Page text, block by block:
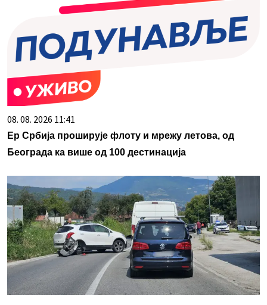
08. 08. 2026 11:41
Ер Србија проширује флоту и мрежу летова, од
Београда ка више од 100 дестинација